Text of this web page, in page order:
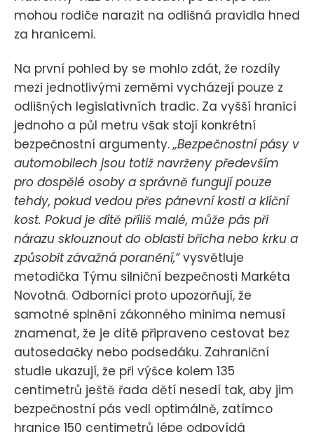
mohou rodiče narazit na odlišná pravidla hned
za hranicemi.
Na první pohled by se mohlo zdát, že rozdíly
mezi jednotlivými zeměmi vycházejí pouze z
odlišných legislativních tradic. Za vyšší hranicí
jednoho a půl metru však stojí konkrétní
bezpečnostní argumenty.„Bezpečnostní pásy v
automobilech jsou totiž navrženy především
pro dospělé osoby a správně fungují pouze
tehdy, pokud vedou přes pánevní kosti a klíční
kost. Pokud je dítě příliš malé, může pás při
nárazu sklouznout do oblasti břicha nebo krku a
způsobit závažná poranění,“vysvětluje
metodička Týmu silniční bezpečnosti Markéta
Novotná. Odborníci proto upozorňují, že
samotné splnění zákonného minima nemusí
znamenat, že je dítě připraveno cestovat bez
autosedačky nebo podsedáku. Zahraniční
studie ukazují, že při výšce kolem 135
centimetrů ještě řada dětí nesedí tak, aby jim
bezpečnostní pás vedl optimálně, zatímco
hranice 150 centimetrů lépe odpovídá